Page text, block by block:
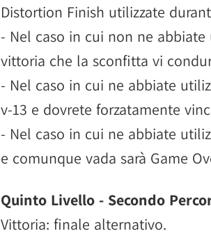
Distortion Finish utilizzate
- Nel caso in cui non ne
vittoria che la sconfitta vi
- Nel caso in cui ne abbiate
v-13 e dovrete forzatamente
- Nel caso in cui ne abbiate
e comunque vada sarà Game
Quinto Livello - Secondo
Vittoria: finale alternativo.